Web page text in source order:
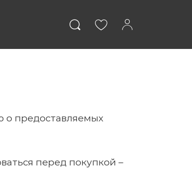
Компании
о предоставляемых
перед покупкой –